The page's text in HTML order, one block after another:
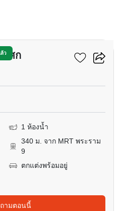
ว
โศก
1 ห้องน้ำ
340 ม. จาก MRT พระราม
9
ตกแต่งพร้อมอยู่
ามตอนนี้